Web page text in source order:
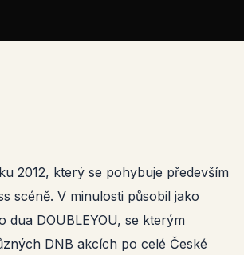
2012, který se pohybuje především
scéně. V minulosti působil jako
dua DOUBLEYOU, se kterým
DNB akcích po celé České